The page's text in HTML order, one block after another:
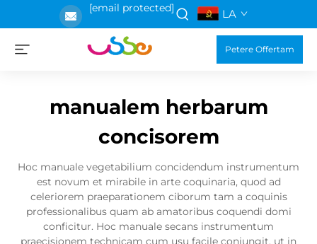
[email protected] LA
Petere Offertam
manualem herbarum
concisorem
Hoc manuale vegetabilium concidendum instrumentum
est novum et mirabile in arte coquinaria, quod ad
celeriorem praeparationem ciborum tam a coquinis
professionalibus quam ab amatoribus coquendi domi
conficitur. Hoc manuale secans instrumentum
praecisionem technicam cum usu facile coniungit, ut in